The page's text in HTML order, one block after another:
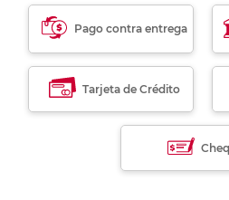
Pago contra entrega
Tarjeta de Crédito